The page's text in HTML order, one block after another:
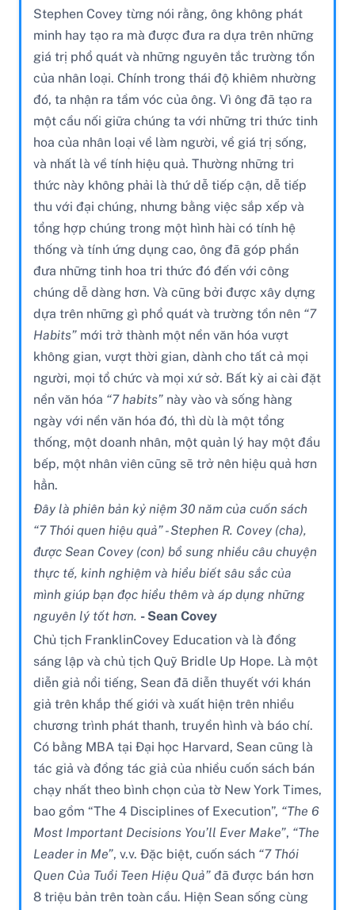
Stephen Covey từng nói rằng, ông không phát
minh hay tạo ra mà được đưa ra dựa trên những
giá trị phổ quát và những nguyên tắc trường tồn
của nhân loại. Chính trong thái độ khiêm nhường
đó, ta nhận ra tầm vóc của ông. Vì ông đã tạo ra
một cầu nối giữa chúng ta với những tri thức tinh
hoa của nhân loại về làm người, về giá trị sống,
và nhất là về tính hiệu quả. Thường những tri
thức này không phải là thứ dễ tiếp cận, dễ tiếp
thu với đại chúng, nhưng bằng việc sắp xếp và
tổng hợp chúng trong một hình hài có tính hệ
thống và tính ứng dụng cao, ông đã góp phần
đưa những tinh hoa tri thức đó đến với công
chúng dễ dàng hơn. Và cũng bởi được xây dựng
dựa trên những gì phổ quát và trường tồn nên “7
Habits”mới trở thành một nền văn hóa vượt
không gian, vượt thời gian, dành cho tất cả mọi
người, mọi tổ chức và mọi xứ sở. Bất kỳ ai cài đặt
nền văn hóa “7 habits”này vào và sống hàng
ngày với nền văn hóa đó, thì dù là một tổng
thống, một doanh nhân, một quản lý hay một đầu
bếp, một nhân viên cũng sẽ trở nên hiệu quả hơn
hẳn.
Đây là phiên bản kỷ niệm 30 năm của cuốn sách
“7 Thói quen hiệu quả” - Stephen R. Covey (cha),
được Sean Covey (con) bổ sung nhiều câu chuyện
thực tế, kinh nghiệm và hiểu biết sâu sắc của
mình giúp bạn đọc hiểu thêm và áp dụng những
nguyên lý tốt hơn. - Sean Covey
Chủ tịch FranklinCovey Education và là đồng
sáng lập và chủ tịch Quỹ Bridle Up Hope. Là một
diễn giả nổi tiếng, Sean đã diễn thuyết với khán
giả trên khắp thế giới và xuất hiện trên nhiều
chương trình phát thanh, truyền hình và báo chí.
Có bằng MBA tại Đại học Harvard, Sean cũng là
tác giả và đồng tác giả của nhiều cuốn sách bán
chạy nhất theo bình chọn của tờ New York Times,
bao gồm “The 4 Disciplines of Execution”, “The 6
Most Important Decisions You’ll Ever Make”, “The
Leader in Me”, v.v. Đặc biệt, cuốn sách “7 Thói
Quen Của Tuổi Teen Hiệu Quả”đã được bán hơn
8 triệu bản trên toàn cầu. Hiện Sean sống cùng